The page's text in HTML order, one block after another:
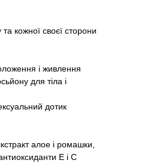
кожної своєї сторони
і живлення
для тіла і
дотик
алое і ромашки,
Е і С